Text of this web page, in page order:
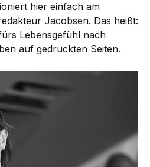
hier einfach am
Jacobsen. Das heißt:
Lebensgefühl nach
auf gedruckten Seiten.